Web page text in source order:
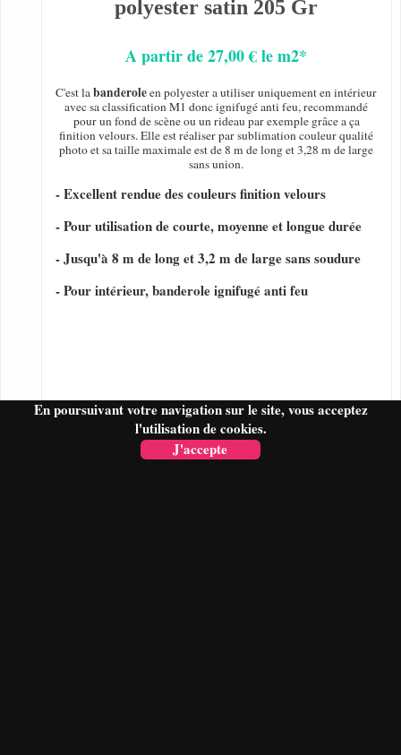
En poursuivant votre navigation sur le site, vous acceptez
l'utilisation de cookies.
J'accepte
polyester satin 205 Gr
A partir de 27,00 € le m2*
C'est labanderoleen polyester a utiliser uniquement en intérieur
avec sa classification M1 donc ignifugé anti feu, recommandé
pour un fond de scène ou un rideau par exemple grâce a ça
finition velours. Elle est réaliser par sublimation couleur qualité
photo et sa taille maximale est de 8 m de long et 3,28 m de large
sans union.
- Excellent rendue des couleurs finition velours
- Pour utilisation de courte, moyenne et longue durée
- Jusqu'à 8 m de long et 3,2 m de large sans soudure
- Pour intérieur, banderole ignifugé anti feu